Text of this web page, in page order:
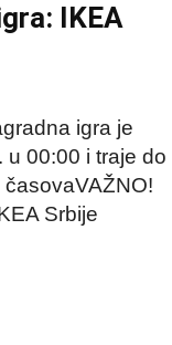
IKEA
igra je
u 00:00 i traje do
Srbije